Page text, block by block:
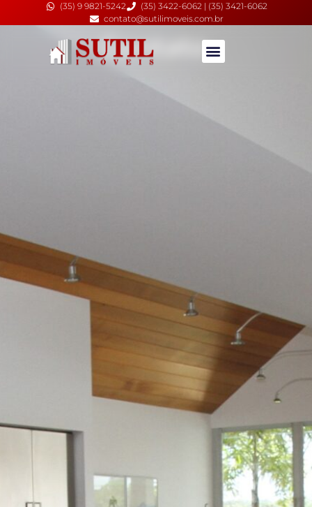
(35) 9 9821-5242
(35) 3422-6062 | (35) 3421-6062
contato@sutilimoveis.com.br
Contato